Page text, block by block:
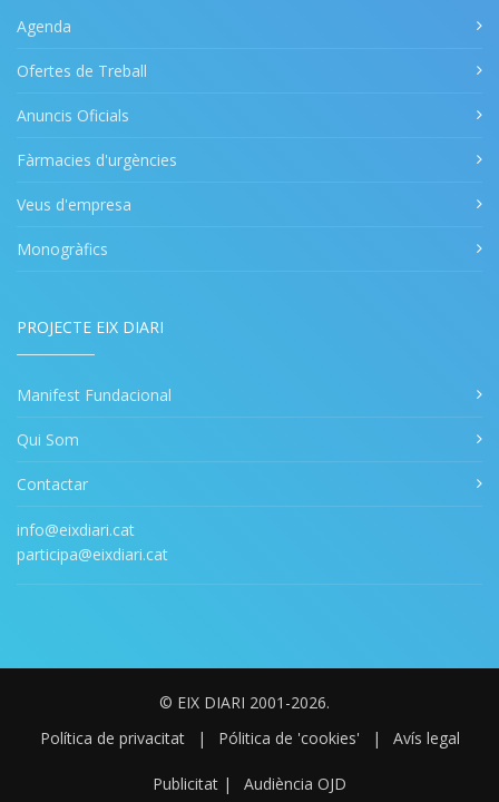
Agenda
Ofertes de Treball
Anuncis Oficials
Fàrmacies d'urgències
Veus d'empresa
Monogràfics
PROJECTE EIX DIARI
Manifest Fundacional
Qui Som
Contactar
info@eixdiari.cat
participa@eixdiari.cat
© EIX DIARI 2001-2026.
Política de privacitat
| Pólitica de 'cookies' | Avís legal
Publicitat | Audiència OJD